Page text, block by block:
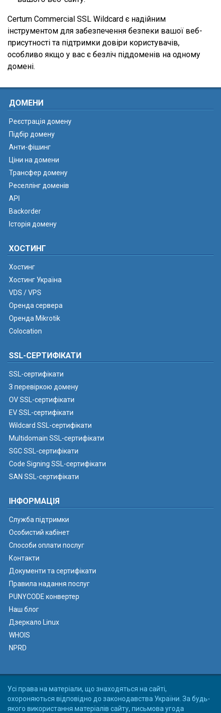
Certum Commercial SSL Wildcard є надійним
інструментом для забезпечення безпеки вашої веб-
присутності та підтримки довіри користувачів,
особливо якщо у вас є безліч піддоменів на одному
домені.
ДОМЕНИ
Реєстрація домену
Підбір домену
Анти-фішинг
Ціни на домени
Трансфер домену
Реселлінг доменів
API
Backorder
Історія домену
ХОСТИНГ
Хостинг
Хостинг Україна
VDS / VPS
Оренда сервера
Оренда Mikrotik
Colocation
SSL-СЕРТИФІКАТИ
SSL-сертифікати
З перевіркою домену
OV SSL-сертифікати
EV SSL-сертифікати
Wildcard SSL-сертифікати
Multidomain SSL-сертифікати
SGC SSL-сертифікати
Code Signing SSL-сертифікати
SAN SSL-сертифікати
ІНФОРМАЦІЯ
Служба підтримки
Особистий кабінет
Способи оплати послуг
Контакти
Документи та сертифікати
Правила надання послуг
PUNYCODE конвертер
Наш блог
Дзеркало Linux
WHOIS
NPRD
Усі права на матеріали, що знаходяться на сайті,
охороняються відповідно до законодавства України. За будь-
якого використання матеріалів сайту, письмова угода